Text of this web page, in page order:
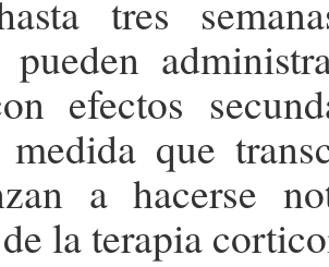
tres
pueden
efectos
que
a hacerse
la terapia